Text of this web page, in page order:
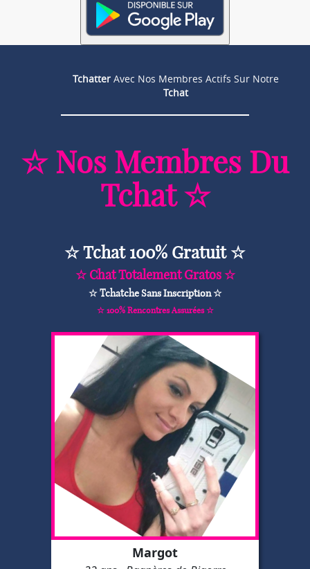
Tchatter Avec Nos Membres Actifs Sur Notre
Tchat
☆ Nos Membres Du
Tchat ☆
☆ Tchat 100% Gratuit ☆
☆ Chat Totalement Gratos ☆
☆ Tchatche Sans Inscription ☆
☆ 100% Rencontres Assurées ☆